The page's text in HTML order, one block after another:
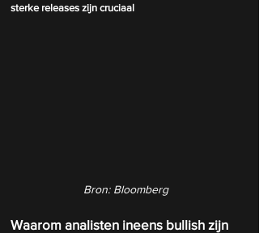
sterke releases zijn cruciaal
Bron: Bloomberg
Waarom analisten ineens bullish zijn